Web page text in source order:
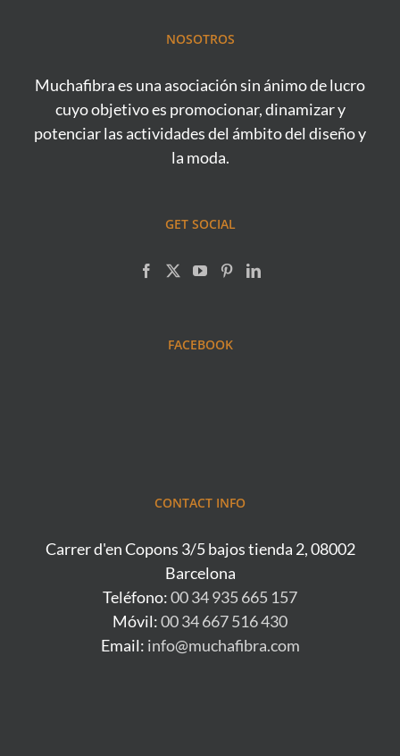
NOSOTROS
Muchafibra es una asociación sin ánimo de lucro
cuyo objetivo es promocionar, dinamizar y
potenciar las actividades del ámbito del diseño y
la moda.
GET SOCIAL
FACEBOOK
CONTACT INFO
Carrer d'en Copons 3/5 bajos tienda 2, 08002
Barcelona
Teléfono:00 34 935 665 157
Móvil:00 34 667 516 430
Email: info@muchafibra.com